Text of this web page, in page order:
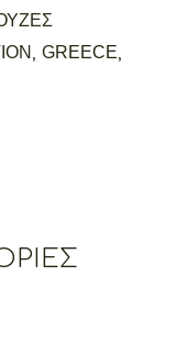
, GREECE,